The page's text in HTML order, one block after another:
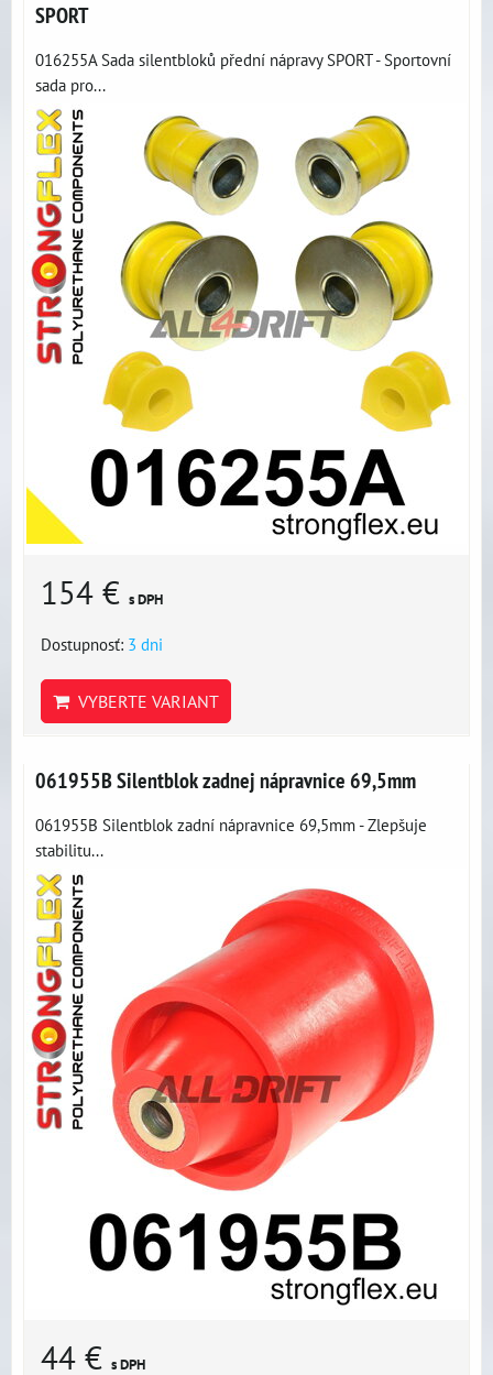
SPORT
016255A Sada silentbloků přední nápravy SPORT - Sportovní
sada pro...
154 € s DPH
Dostupnosť: 3 dni
VYBERTE VARIANT
061955B Silentblok zadnej nápravnice 69,5mm
061955B Silentblok zadní nápravnice 69,5mm - Zlepšuje
stabilitu...
44 € s DPH